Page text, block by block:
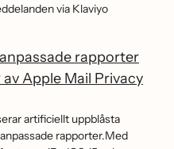
via Klaviyo
rapporter
Apple Mail Privacy
artificiellt uppblåsta
rapporter.Med